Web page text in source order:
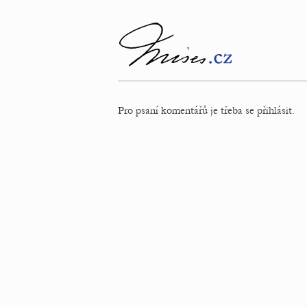
Pro psaní komentářů je třeba se přihlásit.